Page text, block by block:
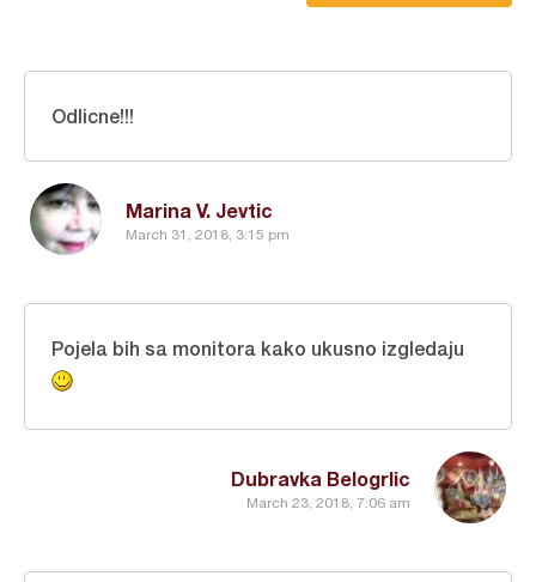
Marina V. Jevtic
March 31, 2018, 3:15 pm
Odlicne!!!
Dubravka Belogrlic
March 23, 2018, 7:06 am
Pojela bih sa monitora kako ukusno izgledaju